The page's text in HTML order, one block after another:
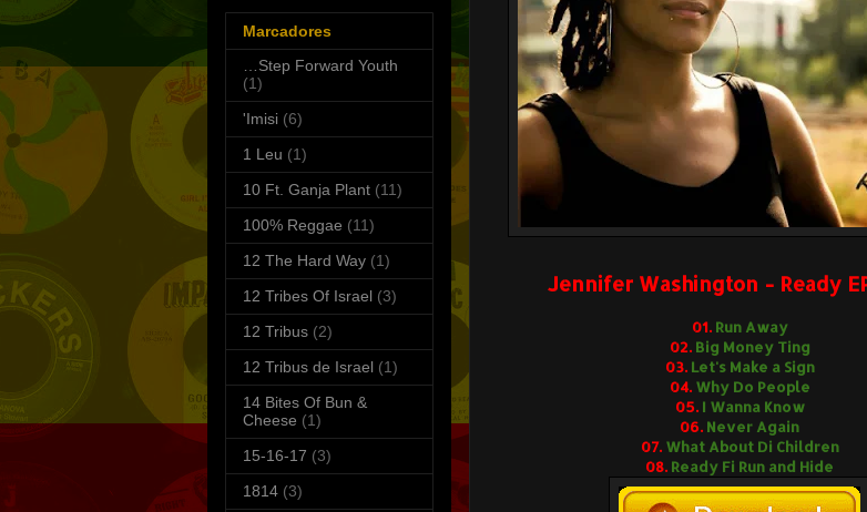
Jennifer Washington - Ready
01. Run Away
02. Big Money Ting
03.Let's Make a Sign
04.Why Do People
05.I Wanna Know
06. Never Again
07.What About Di Children
08. Ready Fi Run and Hide
Marcadores
…Step Forward Youth
(1)
'Imisi (6)
1 Leu (1)
10 Ft. Ganja Plant (11)
100% Reggae (11)
12 The Hard Way (1)
12 Tribes Of Israel (3)
12 Tribus (2)
12 Tribus de Israel (1)
14 Bites Of Bun &
Cheese (1)
15-16-17 (3)
1814 (3)